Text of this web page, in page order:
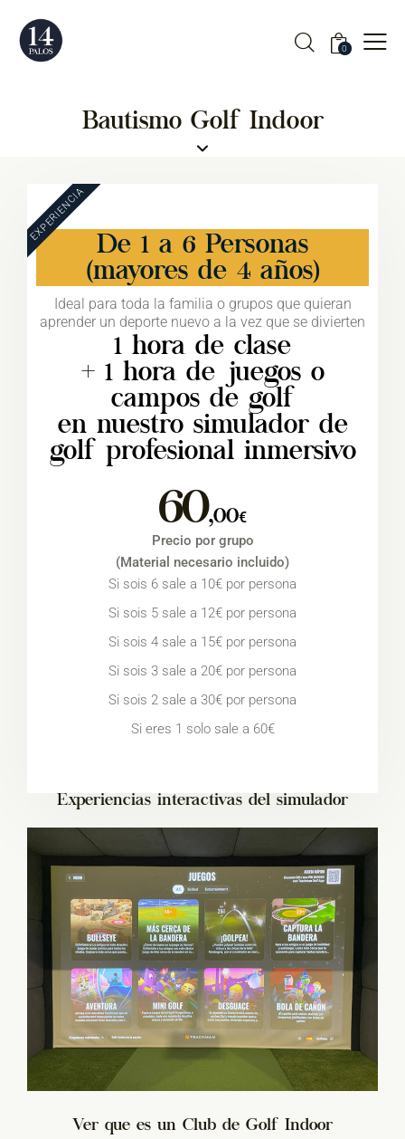
0
Bautismo Golf Indoor
EXPERIENCIA
De 1 a 6 Personas
(mayores de 4 años)
Ideal para toda la familia o grupos que quieran
aprender un deporte nuevo a la vez que se divierten
1 hora de clase
+ 1 hora de juegos o
campos de golf
en nuestro simulador de
golf profesional inmersivo
60,00€
Precio por grupo
(Material necesario incluido)
Si sois 6 sale a 10€ por persona
Si sois 5 sale a 12€ por persona
Si sois 4 sale a 15€ por persona
Si sois 3 sale a 20€ por persona
Si sois 2 sale a 30€ por persona
Si eres 1 solo sale a 60€
Experiencias interactivas del simulador
Ver que es un Club de Golf Indoor